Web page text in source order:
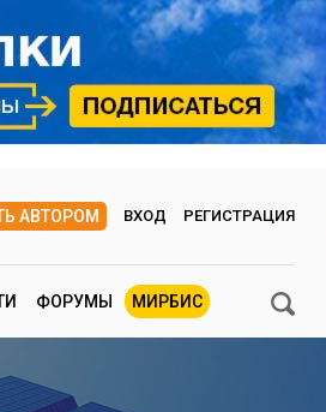
АВТОРОМ ВХОД РЕГИСТРАЦИЯ
ФОРУМЫ МИРБИС